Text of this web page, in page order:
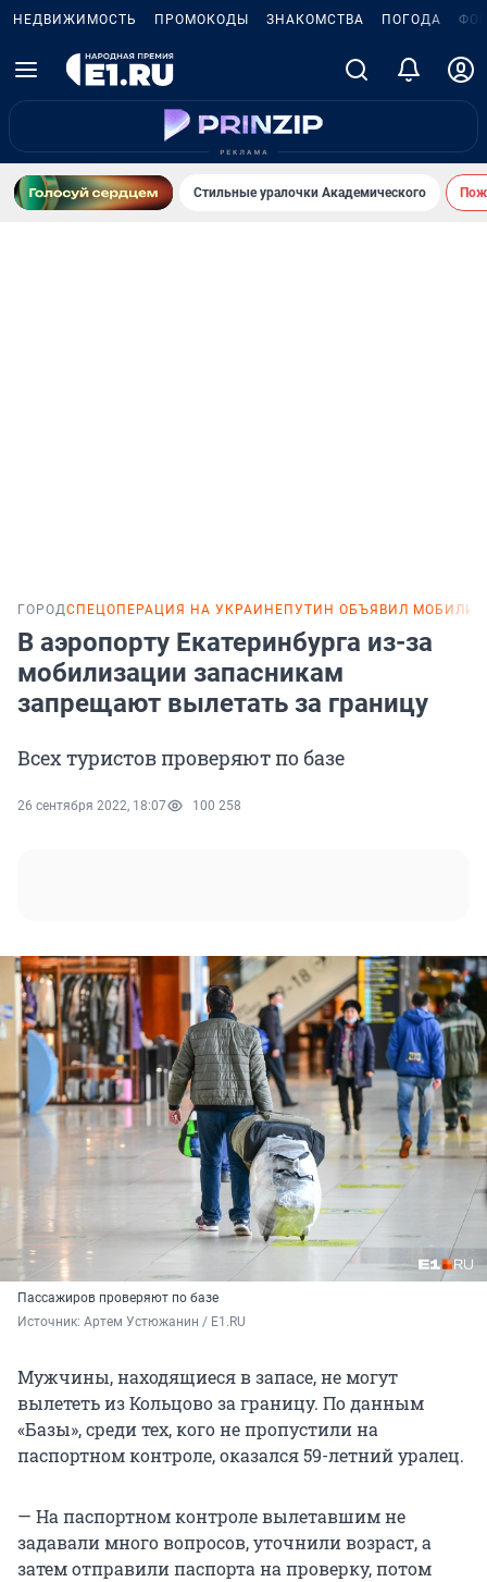
НЕДВИЖИМОСТЬ ПРОМОКОДЫ ЗНАКОМСТВА ПОГОДА
Стильные уралочки Академического
ГОРОДСПЕЦОПЕРАЦИЯ НА УКРАИНЕ ПУТИН ОБЪЯВИЛ
В аэропорту Екатеринбурга из-за
мобилизации запасникам
запрещают вылетать за границу
Всех туристов проверяют по базе
26 сентября 2022, 18:07 100 258
Пассажиров проверяют по базе
Источник: Артем Устюжанин / E1.RU
Мужчины, находящиеся в запасе, не могут
вылететь из Кольцово за границу. По данным
«Базы», среди тех, кого не пропустили на
паспортном контроле, оказался 59-летний уралец.
— На паспортном контроле вылетавшим не
задавали много вопросов, уточнили возраст, а
затем отправили паспорта на проверку, потом